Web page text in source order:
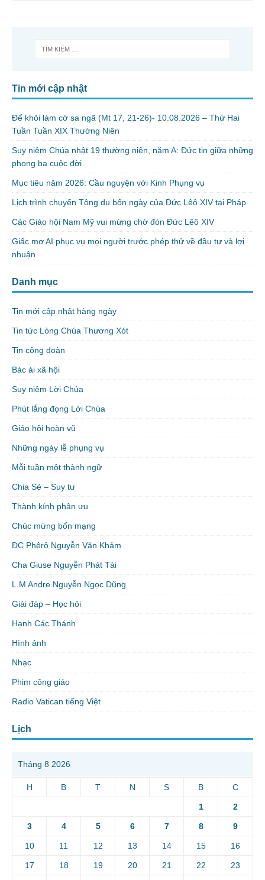
Tin mới cập nhật
Để khỏi làm cớ sa ngã (Mt 17, 21-26)- 10.08.2026 – Thứ Hai
Tuần Tuần XIX Thường Niên
Suy niệm Chúa nhật 19 thường niên, năm A: Đức tin giữa những
phong ba cuộc đời
Mục tiêu năm 2026: Cầu nguyện với Kinh Phụng vụ
Lịch trình chuyến Tông du bốn ngày của Đức Lêô XIV tại Pháp
Các Giáo hội Nam Mỹ vui mừng chờ đón Đức Lêô XIV
Giấc mơ AI phục vụ mọi người trước phép thử về đầu tư và lợi
nhuận
Danh mục
Tin mới cập nhật hàng ngày
Tin tức Lòng Chúa Thương Xót
Tin cộng đoàn
Bác ái xã hội
Suy niệm Lời Chúa
Phút lắng đọng Lời Chúa
Giáo hội hoàn vũ
Những ngày lễ phụng vụ
Mỗi tuần một thành ngữ
Chia Sẻ – Suy tư
Thành kính phân ưu
Chúc mừng bổn mạng
ĐC Phêrô Nguyễn Văn Khảm
Cha Giuse Nguyễn Phát Tài
L.M Andre Nguyễn Ngọc Dũng
Giải đáp – Học hỏi
Hạnh Các Thánh
Hình ảnh
Nhạc
Phim công giáo
Radio Vatican tiếng Việt
Lịch
Tháng 8 2026
H B T N S B C
1 2
3 4 5 6 7 8 9
10 11 12 13 14 15 16
17 18 19 20 21 22 23